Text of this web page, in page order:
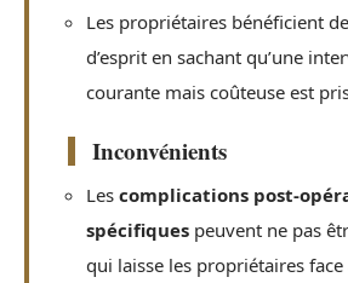
Les propriétaires bénéficient
d’esprit en sachant qu’une
courante mais coûteuse est
Inconvénients
Les complications post-
spécifiques peuvent ne pas
qui laisse les propriétaires face